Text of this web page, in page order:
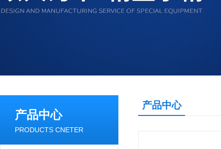
产品中心
PRODUCTS CNETER
产品中心